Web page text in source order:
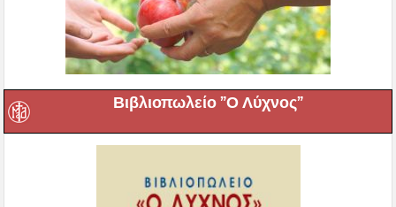
Βιβλιοπωλείο ”Ο Λύχνος”